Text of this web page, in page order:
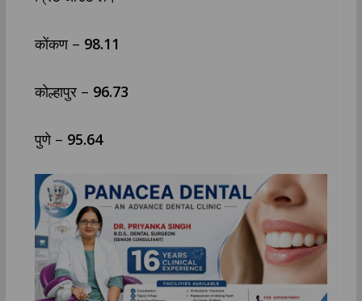
कोंकण – 98.11
कोल्हापुर – 96.73
पुणे – 95.64